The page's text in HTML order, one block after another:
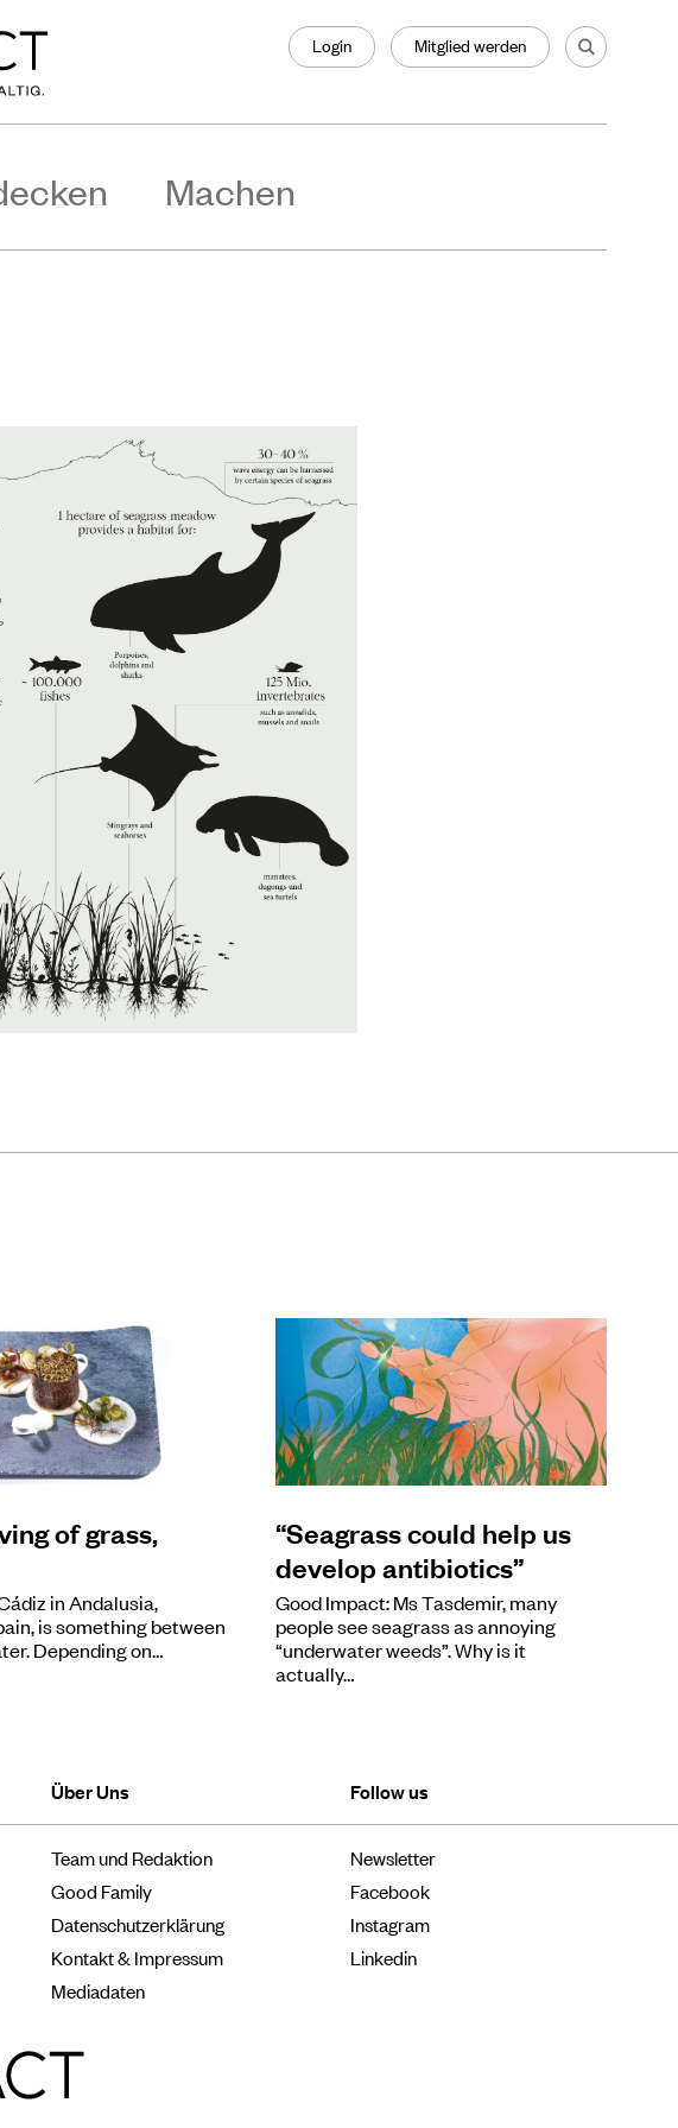
Login Mitglied werden
Machen
of grass,
in Andalusia,
is something between
Depending on…
“Seagrass could help us
develop antibiotics”
Good Impact: Ms Tasdemir, many
people see seagrass as annoying
“underwater weeds”. Why is it
actually…
Über Uns
Team und Redaktion
Good Family
Datenschutzerklärung
Kontakt & Impressum
Mediadaten
Follow us
Newsletter
Facebook
Instagram
Linkedin